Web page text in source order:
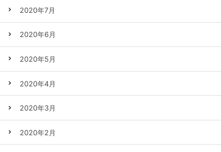
2020年7月
2020年6月
2020年5月
2020年4月
2020年3月
2020年2月